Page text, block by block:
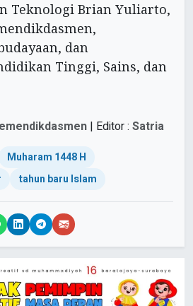
Teknologi Brian Yuliarto,
dan
Tinggi, Sains, dan
| Editor : Satria
Muharam 1448 H
tahun baru Islam